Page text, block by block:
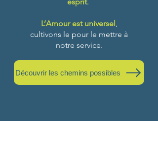
L’Amour est universel,
cultivons le pour le mettre à
notre service.
Découvrir les chemins possibles